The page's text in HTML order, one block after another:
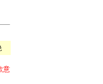
意